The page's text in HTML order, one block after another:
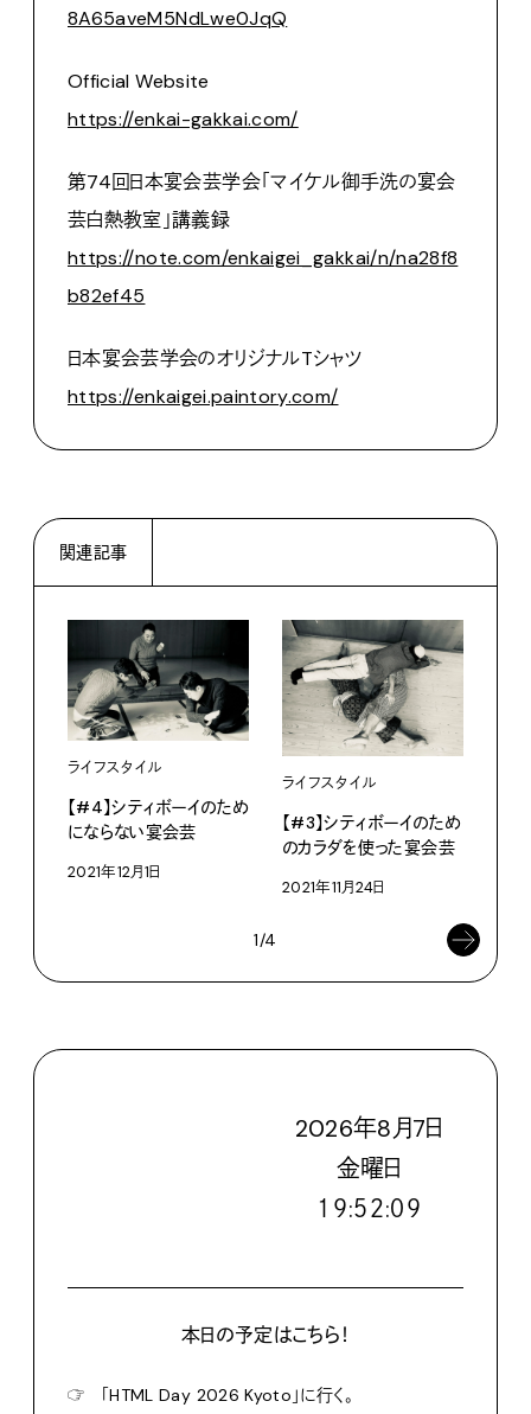
8A65aveM5NdLwe0JqQ
Official Website
https://enkai-gakkai.com/
第74回日本宴会芸学会「マイケル御手洗の宴会
芸白熱教室」講義録
https://note.com/enkaigei_gakkai/n/na28f8
b82ef45
日本宴会芸学会のオリジナルTシャツ
https://enkaigei.paintory.com/
関連記事
ライフスタイル
【#4】シティボーイのため
にならない宴会芸
2021年12月1日
ライフスタイル
【#3】シティボーイのため
のカラダを使った宴会芸
2021年11月24日
1/4
2026年8月7日
金曜日
１９:５２:１０
本日の予定はこちら！
☞ 「HTML Day 2026 Kyoto」に行く。